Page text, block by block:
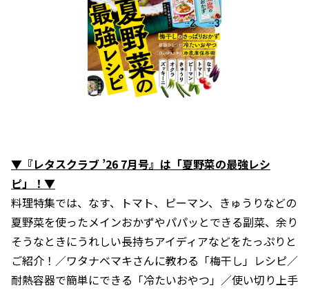
▼『レタスクラブ ’26 7月号』は「夏野菜の最強レシ
ピ」！▼
料理特集では、なす、トマト、ピーマン、きゅうりなどの
夏野菜を使ったメインおかずやパパッとできる副菜、余り
そうなときにうれしい長持ちアイディアなどをたっぷりと
ご紹介！／ワタナベマキさんに教わる「梅干し」レシピ／
耐熱容器で簡単にできる「冷たいおやつ」／使い切り上手